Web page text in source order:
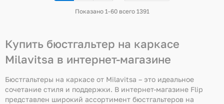
Показано 1-60 всего 1391
Купить бюстгальтер на каркасе
Milavitsa в интернет-магазине
Бюстгальтеры на каркасе от Milavitsa – это идеальное
сочетание стиля и поддержки. В интернет-магазине Flip
представлен широкий ассортимент бюстгальтеров на